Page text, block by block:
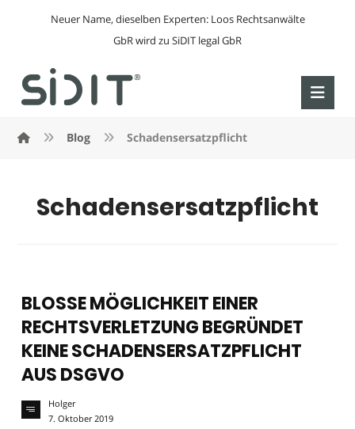
Neuer Name, dieselben Experten: Loos Rechtsanwälte
GbR wird zu SiDIT legal GbR
Blog Schadensersatzpflicht
Schadensersatzpflicht
BLOSSE MÖGLICHKEIT EINER
RECHTSVERLETZUNG BEGRÜNDET
KEINE SCHADENSERSATZPFLICHT
AUS DSGVO
Holger
7. Oktober 2019